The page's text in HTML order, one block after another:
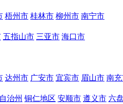
梧州市 桂林市 柳州市 南宁市
五指山市 三亚市 海口市
达州市 广安市 宜宾市 眉山市 南
治州 铜仁地区 安顺市 遵义市 六